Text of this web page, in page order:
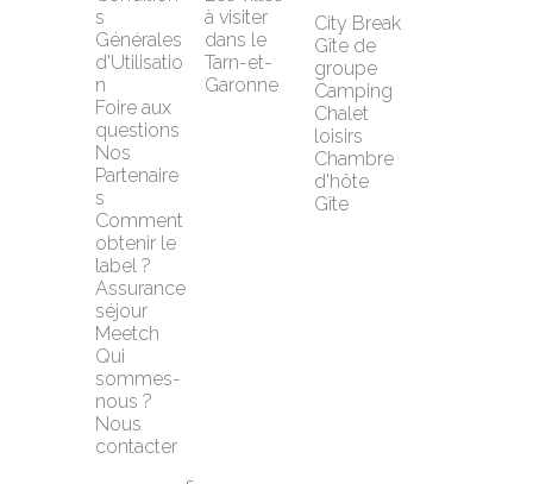
s
Générales
d'Utilisatio
n
Foire aux
questions
Nos
Partenaire
s
Comment
obtenir le
label ?
Assurance
séjour
Meetch
Qui
sommes-
nous ?
Nous
contacter
à visiter
dans le
Tarn-et-
Garonne
City Break
Gîte de
groupe
Camping
Chalet
loisirs
Chambre
d'hôte
Gîte